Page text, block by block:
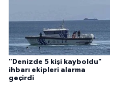
"Denizde 5 kişi kayboldu"
ihbarı ekipleri alarma
geçirdi